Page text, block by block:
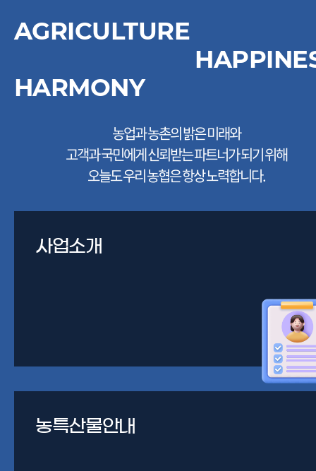
AGRICULTURE
HARMONY
농업과 농촌의 밝은 미래와
고객과 국민에게 신뢰받는 파트너가 되기 위해
오늘도 우리 농협은 항상 노력합니다.
사업소개
농특산물안내